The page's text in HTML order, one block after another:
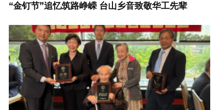
“金钉节”追忆筑路峥嵘 台山乡音致敬华工先辈